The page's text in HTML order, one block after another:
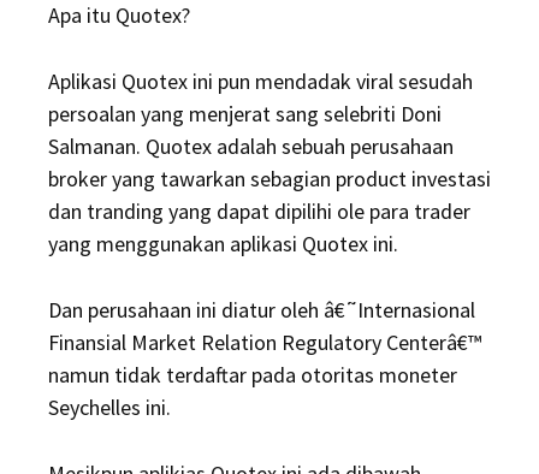
Apa itu Quotex?
Aplikasi Quotex ini pun mendadak viral sesudah
persoalan yang menjerat sang selebriti Doni
Salmanan. Quotex adalah sebuah perusahaan
broker yang tawarkan sebagian product investasi
dan tranding yang dapat dipilihi ole para trader
yang menggunakan aplikasi Quotex ini.
Dan perusahaan ini diatur oleh â€˜Internasional
Finansial Market Relation Regulatory Centerâ€™
namun tidak terdaftar pada otoritas moneter
Seychelles ini.